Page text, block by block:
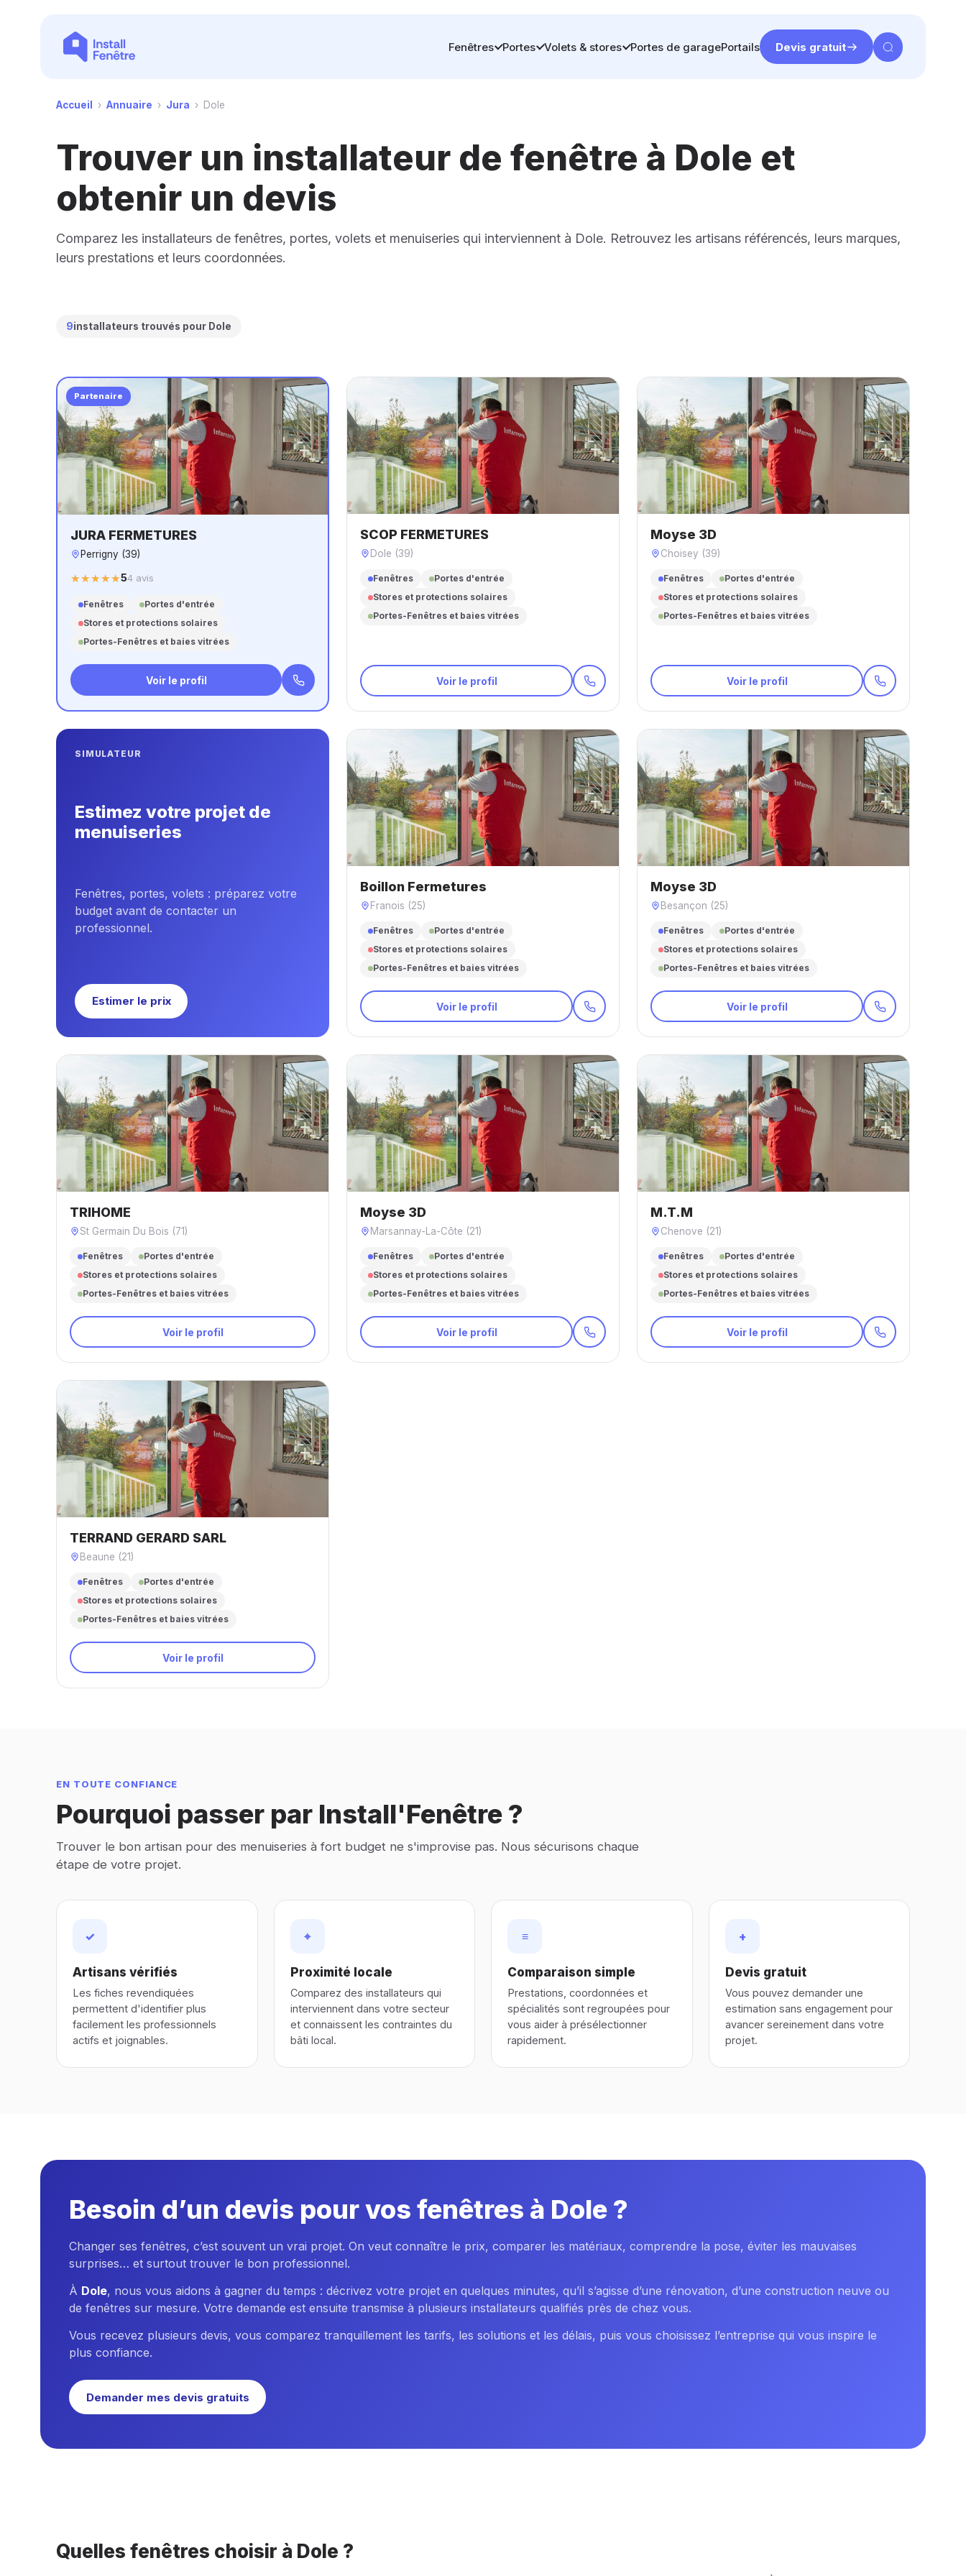
Fenêtres Portes Volets & stores Portes de garagePortails Devis gratuit
Accueil › Annuaire › Jura › Dole
Trouver un installateur de fenêtre à Dole et
obtenir un devis
Comparez les installateurs de fenêtres, portes, volets et menuiseries qui interviennent à Dole. Retrouvez les artisans référencés, leurs marques,
leurs prestations et leurs coordonnées.
9installateurs trouvés pour Dole
Partenaire
JURA FERMETURES
Perrigny (39)
★★★★★
★★★★★54 avis
Fenêtres
Portes d'entrée
Stores et protections solaires
Portes-Fenêtres et baies vitrées
Voir le profil
SCOP FERMETURES
Dole (39)
Fenêtres
Portes d'entrée
Stores et protections solaires
Portes-Fenêtres et baies vitrées
Voir le profil
Moyse 3D
Choisey (39)
Fenêtres
Portes d'entrée
Stores et protections solaires
Portes-Fenêtres et baies vitrées
Voir le profil
SIMULATEUR
Estimez votre projet de
menuiseries
Fenêtres, portes, volets : préparez votre
budget avant de contacter un
professionnel.
Estimer le prix
Boillon Fermetures
Franois (25)
Fenêtres
Portes d'entrée
Stores et protections solaires
Portes-Fenêtres et baies vitrées
Voir le profil
Moyse 3D
Besançon (25)
Fenêtres
Portes d'entrée
Stores et protections solaires
Portes-Fenêtres et baies vitrées
Voir le profil
TRIHOME
St Germain Du Bois (71)
Fenêtres
Portes d'entrée
Stores et protections solaires
Portes-Fenêtres et baies vitrées
Voir le profil
Moyse 3D
Marsannay-La-Côte (21)
Fenêtres
Portes d'entrée
Stores et protections solaires
Portes-Fenêtres et baies vitrées
Voir le profil
M.T.M
Chenove (21)
Fenêtres
Portes d'entrée
Stores et protections solaires
Portes-Fenêtres et baies vitrées
Voir le profil
TERRAND GERARD SARL
Beaune (21)
Fenêtres
Portes d'entrée
Stores et protections solaires
Portes-Fenêtres et baies vitrées
Voir le profil
EN TOUTE CONFIANCE
Pourquoi passer par Install'Fenêtre ?
Trouver le bon artisan pour des menuiseries à fort budget ne s'improvise pas. Nous sécurisons chaque
étape de votre projet.
✓
Artisans vérifiés
Les fiches revendiquées
permettent d'identifier plus
facilement les professionnels
actifs et joignables.
⌖
Proximité locale
Comparez des installateurs qui
interviennent dans votre secteur
et connaissent les contraintes du
bâti local.
≡
Comparaison simple
Prestations, coordonnées et
spécialités sont regroupées pour
vous aider à présélectionner
rapidement.
+
Devis gratuit
Vous pouvez demander une
estimation sans engagement pour
avancer sereinement dans votre
projet.
Besoin d’un devis pour vos fenêtres à Dole ?
Changer ses fenêtres, c’est souvent un vrai projet. On veut connaître le prix, comparer les matériaux, comprendre la pose, éviter les mauvaises
surprises… et surtout trouver le bon professionnel.
À Dole, nous vous aidons à gagner du temps : décrivez votre projet en quelques minutes, qu’il s’agisse d’une rénovation, d’une construction neuve ou
de fenêtres sur mesure. Votre demande est ensuite transmise à plusieurs installateurs qualifiés près de chez vous.
Vous recevez plusieurs devis, vous comparez tranquillement les tarifs, les solutions et les délais, puis vous choisissez l’entreprise qui vous inspire le
plus confiance.
Demander mes devis gratuits
Quelles fenêtres choisir à Dole ?